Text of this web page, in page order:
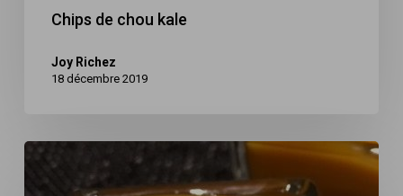
Chips de chou kale
Joy Richez
18 décembre 2019
Soupe